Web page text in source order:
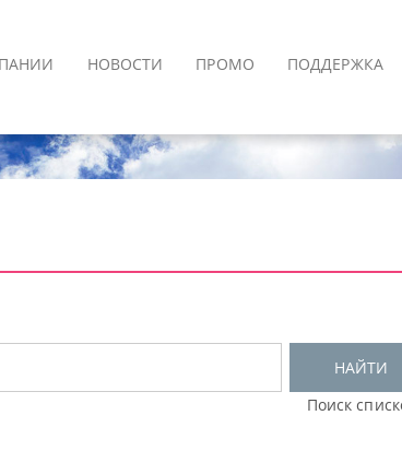
НОВОСТИ ПРОМО ПОДДЕРЖКА
НАЙТИ
Поиск